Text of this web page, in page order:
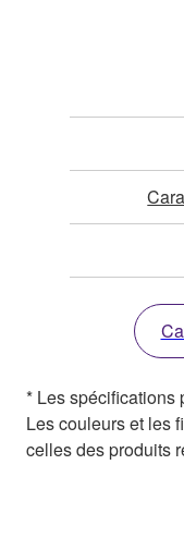
* Les spécifications
Les couleurs et les
celles des produits